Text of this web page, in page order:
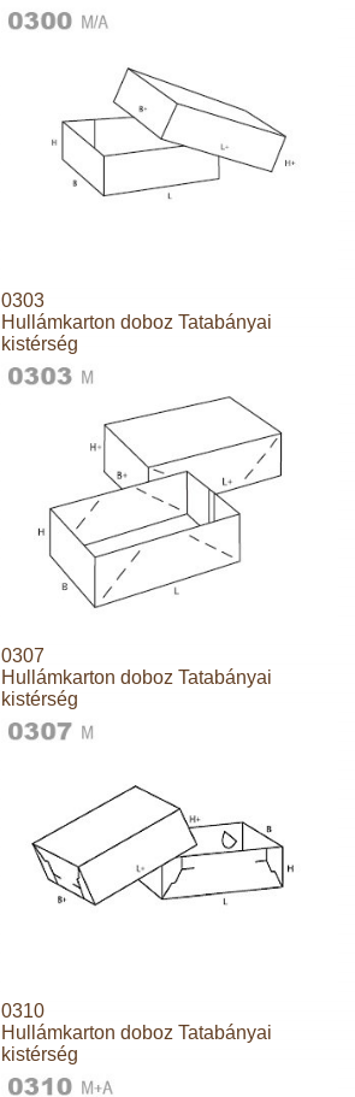
0303
Hullámkarton doboz Tatabányai
kistérség
0307
Hullámkarton doboz Tatabányai
kistérség
0310
Hullámkarton doboz Tatabányai
kistérség